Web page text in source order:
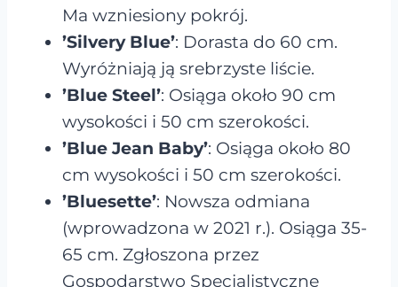
Ma wzniesiony pokrój.
’Silvery Blue’: Dorasta do 60 cm.
Wyróżniają ją srebrzyste liście.
’Blue Steel’: Osiąga około 90 cm
wysokości i 50 cm szerokości.
’Blue Jean Baby’: Osiąga około 80
cm wysokości i 50 cm szerokości.
’Bluesette’: Nowsza odmiana
(wprowadzona w 2021 r.). Osiąga 35-
65 cm. Zgłoszona przez
Gospodarstwo Specjalistyczne